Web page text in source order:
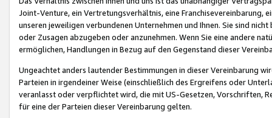
Joint-Venture, ein Vertretungsverhältnis, eine Franchisevereinbarung,
unseren jeweiligen verbundenen Unternehmen und Ihnen. Sie sind
oder Zusagen abzugeben oder anzunehmen. Wenn Sie eine andere
ermöglichen, Handlungen in Bezug auf den Gegenstand dieser
Ungeachtet anders lautender Bestimmungen in dieser Vereinbarung
Parteien in irgendeiner Weise (einschließlich des Ergreifens oder
veranlasst oder verpflichtet wird, die mit US-Gesetzen, Vorschriften,
für eine der Parteien dieser Vereinbarung gelten.